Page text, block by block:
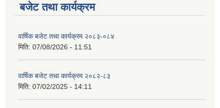
बजेट तथा कार्यक्रम
वार्षिक बजेट तथा कार्यक्रम २०८३-०८४
मिति: 07/08/2026 - 11:51
वार्षिक बजेट तथा कार्यक्रम २०८२-८३
मिति: 07/02/2025 - 14:11